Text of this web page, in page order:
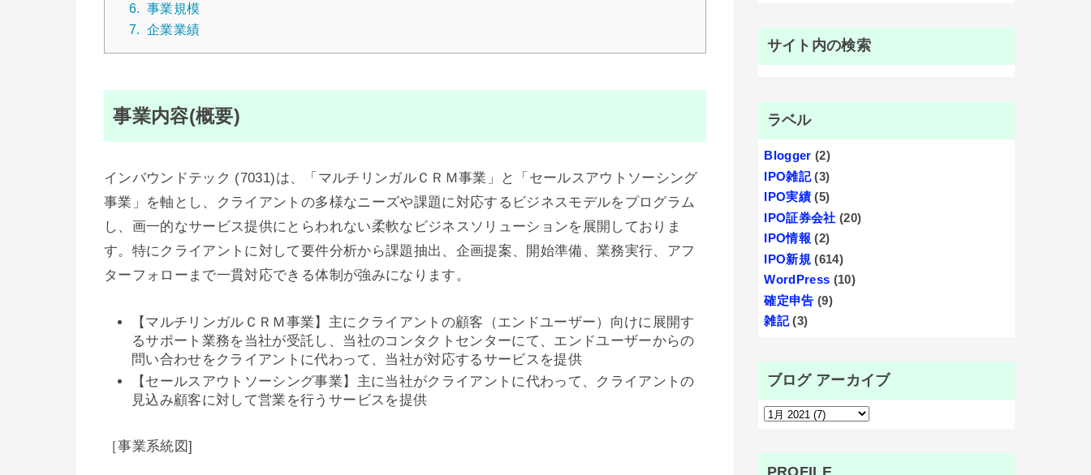
6. 事業規模
7. 企業業績
事業内容(概要)
インバウンドテック (7031)は、「マルチリンガルＣＲＭ事業」と「セールスアウトソーシング
事業」を軸とし、クライアントの多様なニーズや課題に対応するビジネスモデルをプログラム
し、画一的なサービス提供にとらわれない柔軟なビジネスソリューションを展開しておりま
す。特にクライアントに対して要件分析から課題抽出、企画提案、開始準備、業務実行、アフ
ターフォローまで一貫対応できる体制が強みになります。
【マルチリンガルＣＲＭ事業】主にクライアントの顧客（エンドユーザー）向けに展開す
るサポート業務を当社が受託し、当社のコンタクトセンターにて、エンドユーザーからの
問い合わせをクライアントに代わって、当社が対応するサービスを提供
【セールスアウトソーシング事業】主に当社がクライアントに代わって、クライアントの
見込み顧客に対して営業を行うサービスを提供
［事業系統図]
サイト内の検索
ラベル
Blogger (2)
IPO雑記 (3)
IPO実績 (5)
IPO証券会社 (20)
IPO情報 (2)
IPO新規 (614)
WordPress (10)
確定申告 (9)
雑記 (3)
ブログ アーカイブ
PROFILE